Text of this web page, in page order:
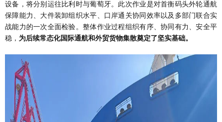
设备，将分别运往比利时与葡萄牙。此次作业是对首衡码头外轮通航
保障能力、大件装卸组织水平、口岸通关协同效率以及多部门联合实
战能力的一次全面检验。整体作业过程组织有序、协同有力、安全平
稳， 为后续常态化国际通航和外贸货物集散奠定了坚实基础。